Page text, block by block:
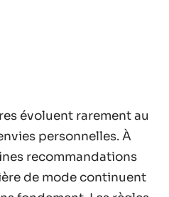
évoluent rarement au
personnelles. À
recommandations
de mode continuent